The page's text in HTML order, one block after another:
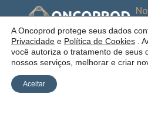
Uma empresa:
A Oncoprod protege seus dados
Privacidade e Política de Cookies .
você autoriza o tratamento de seus
nossos serviços, melhorar e criar
Aceitar